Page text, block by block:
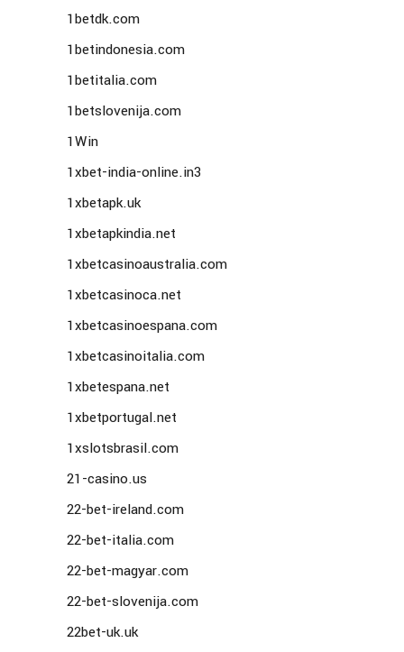
1betdk.com
1betindonesia.com
1betitalia.com
1betslovenija.com
1Win
1xbet-india-online.in3
1xbetapk.uk
1xbetapkindia.net
1xbetcasinoaustralia.com
1xbetcasinoca.net
1xbetcasinoespana.com
1xbetcasinoitalia.com
1xbetespana.net
1xbetportugal.net
1xslotsbrasil.com
21-casino.us
22-bet-ireland.com
22-bet-italia.com
22-bet-magyar.com
22-bet-slovenija.com
22bet-uk.uk